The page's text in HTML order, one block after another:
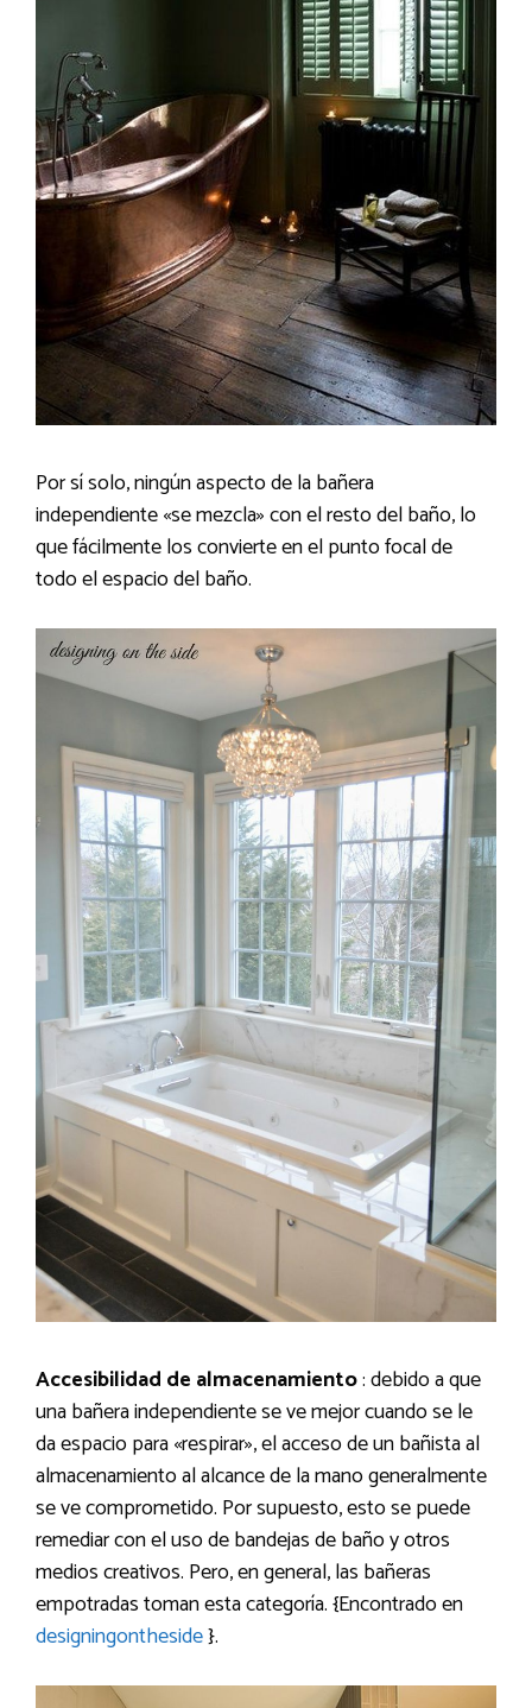
Por sí solo, ningún aspecto de la bañera
independiente «se mezcla» con el resto del baño, lo
que fácilmente los convierte en el punto focal de
todo el espacio del baño.
Accesibilidad de almacenamiento: debido a que
una bañera independiente se ve mejor cuando se le
da espacio para «respirar», el acceso de un bañista al
almacenamiento al alcance de la mano generalmente
se ve comprometido. Por supuesto, esto se puede
remediar con el uso de bandejas de baño y otros
medios creativos. Pero, en general, las bañeras
empotradas toman esta categoría. {Encontrado en
designingontheside}.